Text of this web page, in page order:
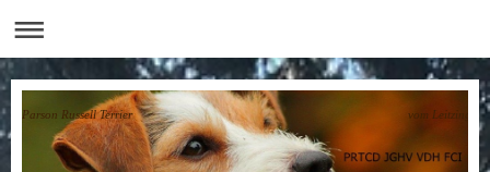
Parson Russell Terrier vom Leitzinger